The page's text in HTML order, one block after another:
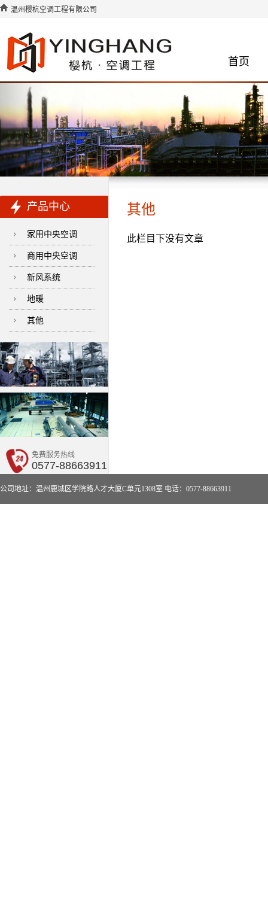
温州樱杭空调工程有限公司
首页
产品中心
家用中央空调
商用中央空调
新风系统
地暖
其他
免费服务热线
0577-88663911
其他
此栏目下没有文章
公司地址：温州鹿城区学院路人才大厦C单元1308室 电话：0577-88663911